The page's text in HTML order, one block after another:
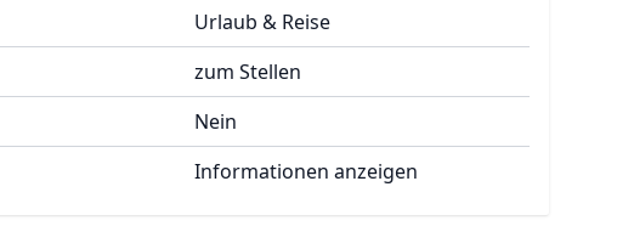
Urlaub & Reise
zum Stellen
Nein
Informationen anzeigen